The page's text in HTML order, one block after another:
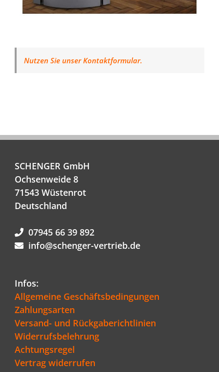
Nutzen Sie unser Kontaktformular.
SCHENGER GmbH
Ochsenweide 8
71543 Wüstenrot
Deutschland
07945 66 39 892
info@schenger-vertrieb.de
Infos:
Allgemeine Geschäftsbedingungen
Zahlungsarten
Versand- und Rückgaberichtlinien
Widerrufsbelehrung
Achtungsregel
Vertrag widerrufen